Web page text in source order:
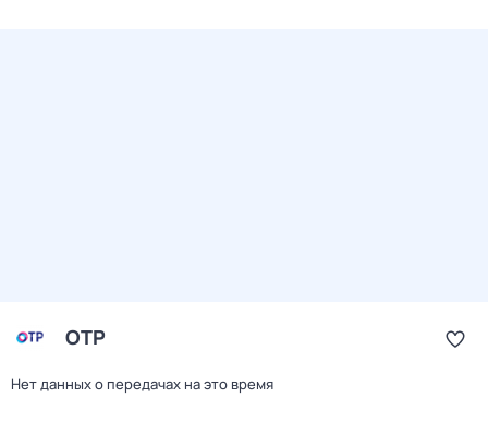
ОТР
Нет данных о передачах на это время